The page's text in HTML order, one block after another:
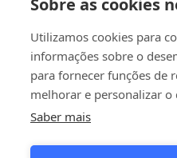
Sobre as cookies
Utilizamos cookies para
informações sobre o
para fornecer funções de
melhorar e personalizar o
Saber mais
Investidores
1999 - 2026 © JBT Marel